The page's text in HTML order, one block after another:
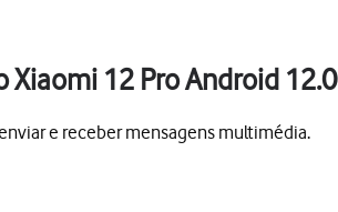
Xiaomi 12 Pro Android 12.0
e receber mensagens multimédia.